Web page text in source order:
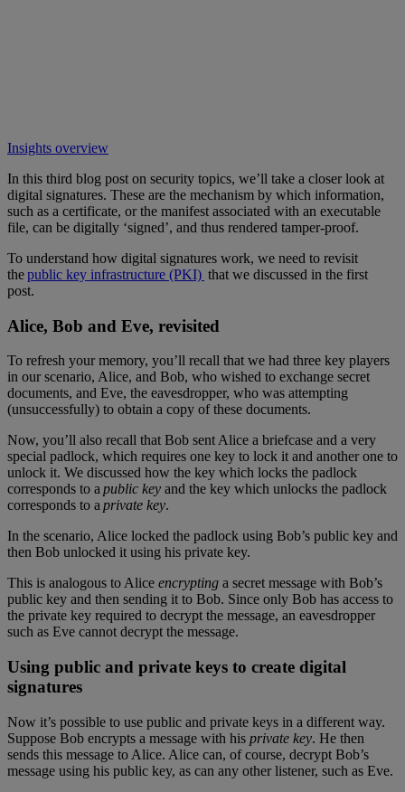
Insights overview
In this third blog post on security topics, we’ll take a closer look at
digital signatures. These are the mechanism by which information,
such as a certificate, or the manifest associated with an executable
file, can be digitally ‘signed’, and thus rendered tamper-proof.
To understand how digital signatures work, we need to revisit
thepublic key infrastructure (PKI) that we discussed in the first
post.
Alice, Bob and Eve, revisited
To refresh your memory, you’ll recall that we had three key players
in our scenario, Alice, and Bob, who wished to exchange secret
documents, and Eve, the eavesdropper, who was attempting
(unsuccessfully) to obtain a copy of these documents.
Now, you’ll also recall that Bob sent Alice a briefcase and a very
special padlock, which requires one key to lock it and another one to
unlock it. We discussed how the key which locks the padlock
corresponds to a public key and the key which unlocks the padlock
corresponds to a private key.
In the scenario, Alice locked the padlock using Bob’s public key and
then Bob unlocked it using his private key.
This is analogous to Alice encrypting a secret message with Bob’s
public key and then sending it to Bob. Since only Bob has access to
the private key required to decrypt the message, an eavesdropper
such as Eve cannot decrypt the message.
Using public and private keys to create digital
signatures
Now it’s possible to use public and private keys in a different way.
Suppose Bob encrypts a message with his private key. He then
sends this message to Alice. Alice can, of course, decrypt Bob’s
message using his public key, as can any other listener, such as Eve.